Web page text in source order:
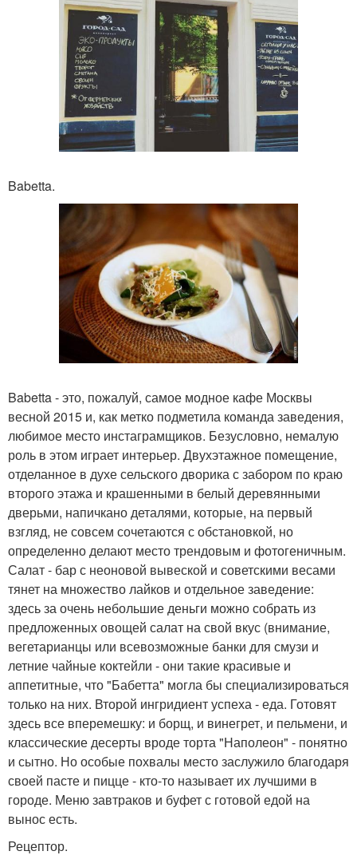
Babetta.
Babetta - это, пожалуй, самое модное кафе Москвы
весной 2015 и, как метко подметила команда заведения,
любимое место инстаграмщиков. Безусловно, немалую
роль в этом играет интерьер. Двухэтажное помещение,
отделанное в духе сельского дворика с забором по краю
второго этажа и крашенными в белый деревянными
дверьми, напичкано деталями, которые, на первый
взгляд, не совсем сочетаются с обстановкой, но
определенно делают место трендовым и фотогеничным.
Салат - бар с неоновой вывеской и советскими весами
тянет на множество лайков и отдельное заведение:
здесь за очень небольшие деньги можно собрать из
предложенных овощей салат на свой вкус (внимание,
вегетарианцы или всевозможные банки для смузи и
летние чайные коктейли - они такие красивые и
аппетитные, что "Бабетта" могла бы специализироваться
только на них. Второй ингридиент успеха - еда. Готовят
здесь все вперемешку: и борщ, и винегрет, и пельмени, и
классические десерты вроде торта "Наполеон" - понятно
и сытно. Но особые похвалы место заслужило благодаря
своей пасте и пицце - кто-то называет их лучшими в
городе. Меню завтраков и буфет с готовой едой на
вынос есть.
Рецептор.